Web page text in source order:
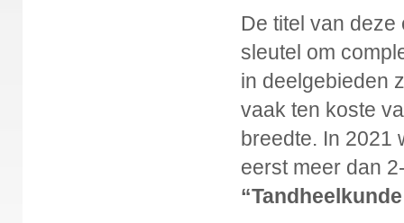
De titel van
sleutel om
in deelgebieden
vaak ten koste
breedte. In 2021
eerst meer dan